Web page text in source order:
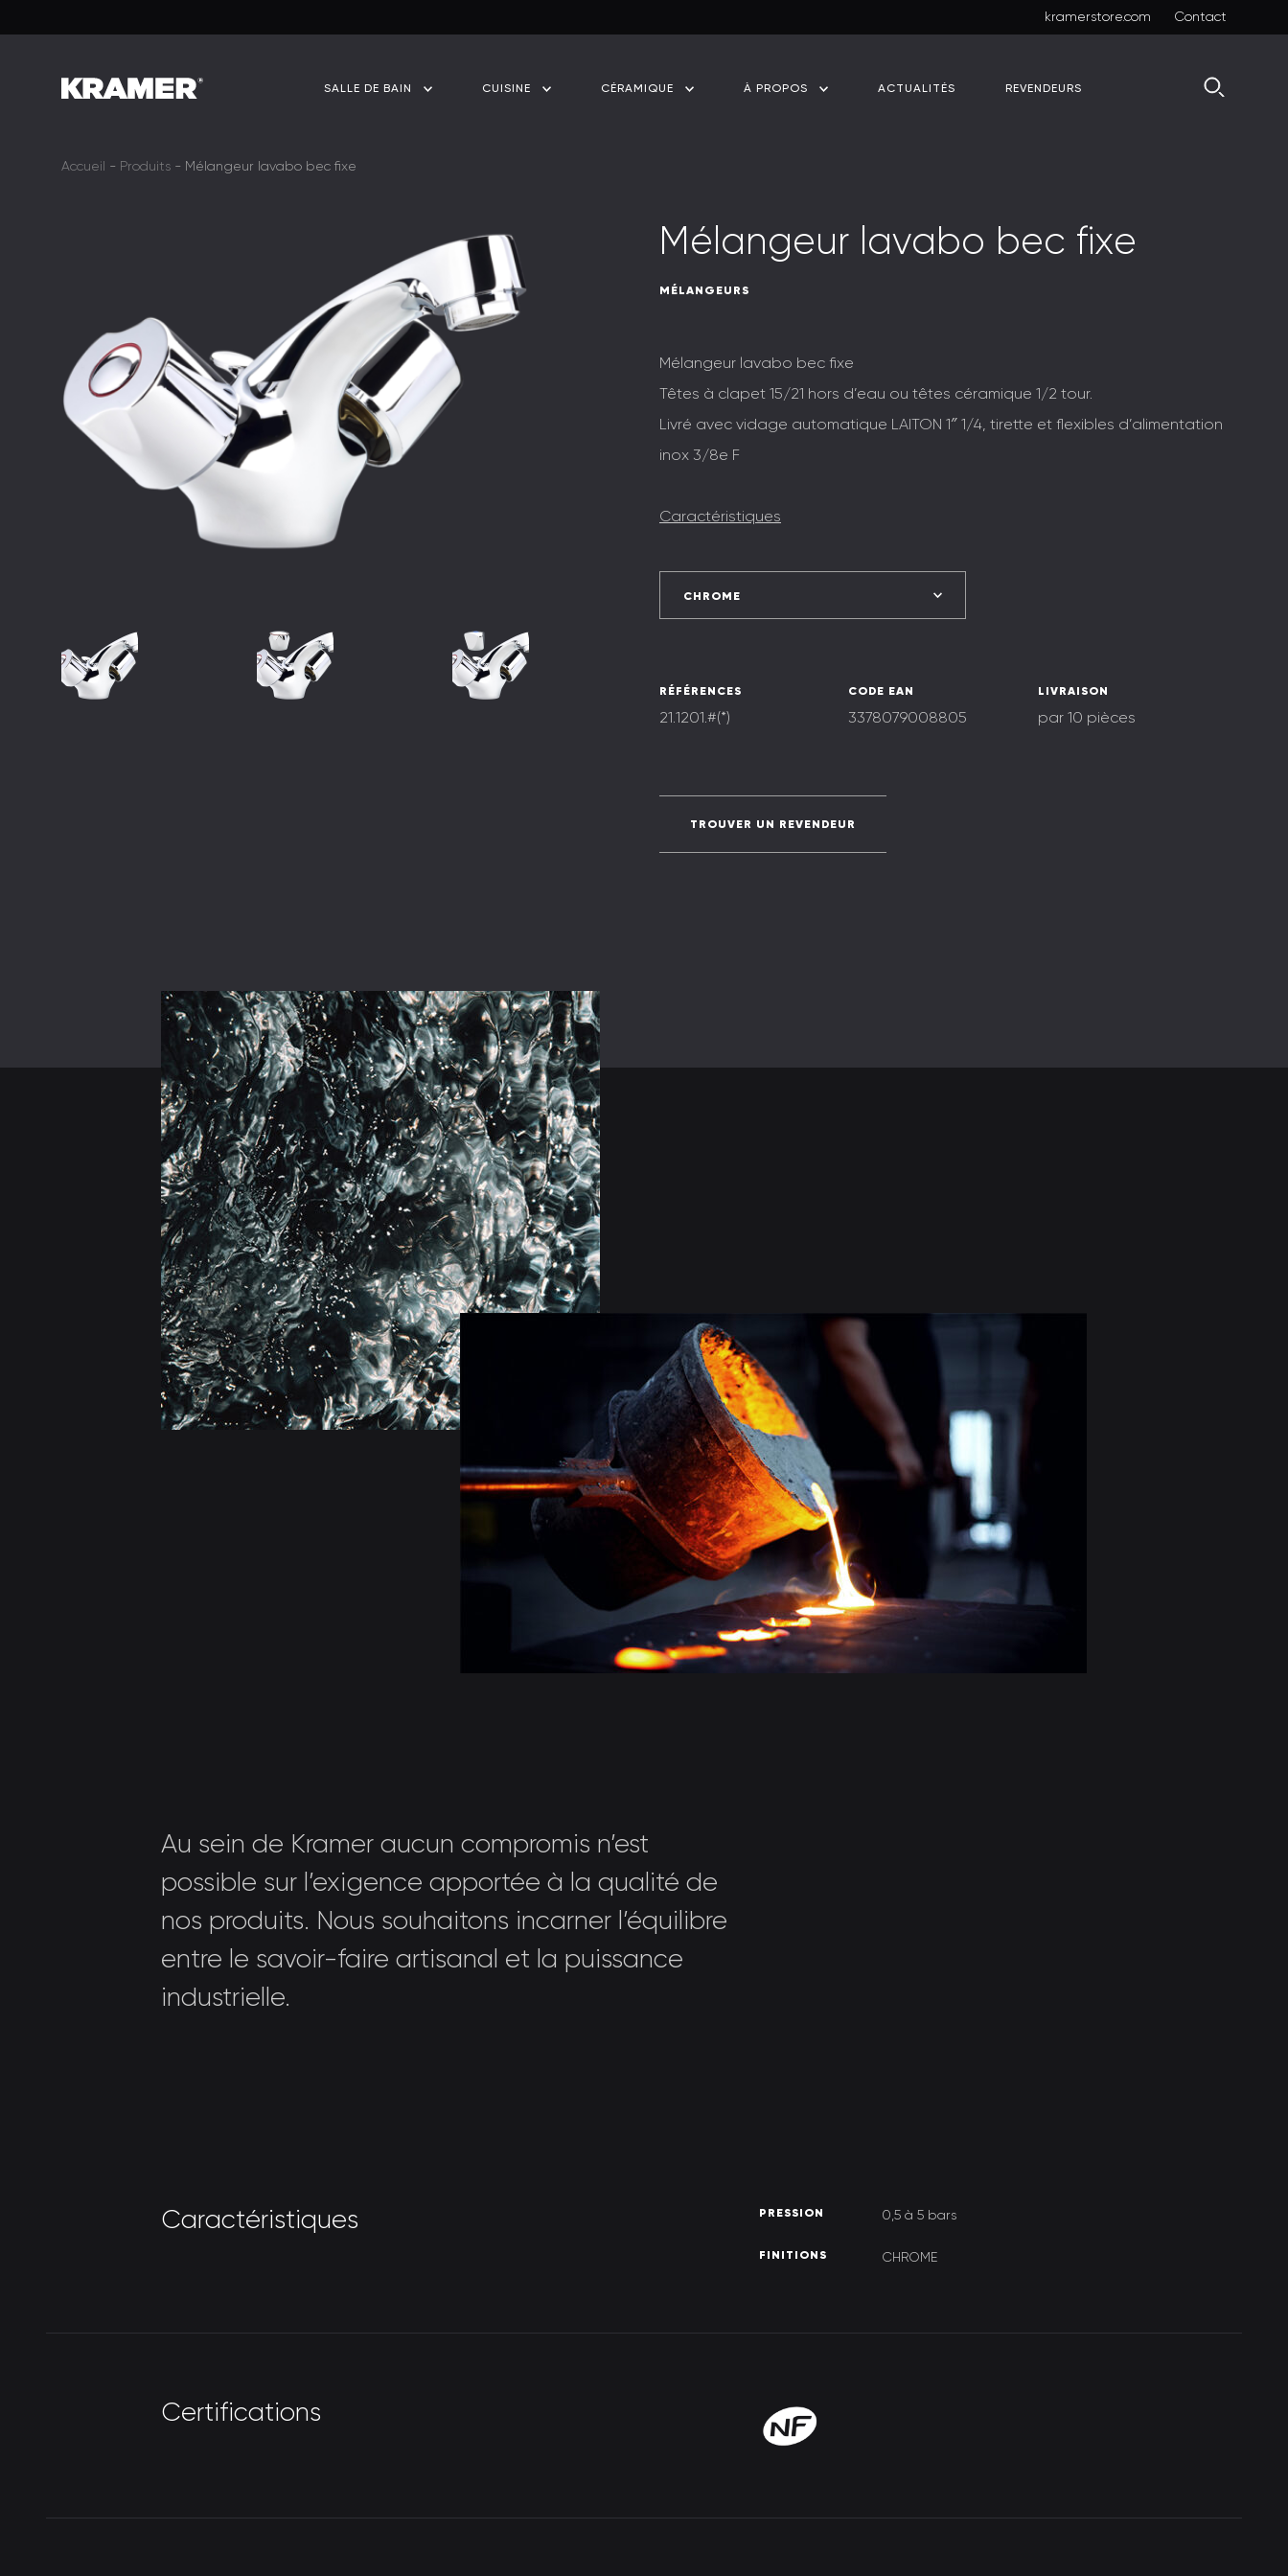
kramerstore.com Contact
SALLE DE BAIN CUISINE CÉRAMIQUE À PROPOS ACTUALITÉS REVENDEURS
Accueil - Produits - Mélangeur lavabo bec fixe
Mélangeur lavabo bec fixe
MÉLANGEURS
Mélangeur lavabo bec fixe
Têtes à clapet 15/21 hors d’eau ou têtes céramique 1/2 tour.
Livré avec vidage automatique LAITON 1″ 1/4, tirette et flexibles d’alimentation
inox 3/8e F
Caractéristiques
CHROME
RÉFÉRENCES
21.1201.#(*)
CODE EAN
3378079008805
LIVRAISON
par 10 pièces
TROUVER UN REVENDEUR
Au sein de Kramer aucun compromis n’est
possible sur l’exigence apportée à la qualité de
nos produits. Nous souhaitons incarner l’équilibre
entre le savoir-faire artisanal et la puissance
industrielle.
Caractéristiques P R ESS O N 0,5 à 5 bars
F N T O N S CHROME
Certifications